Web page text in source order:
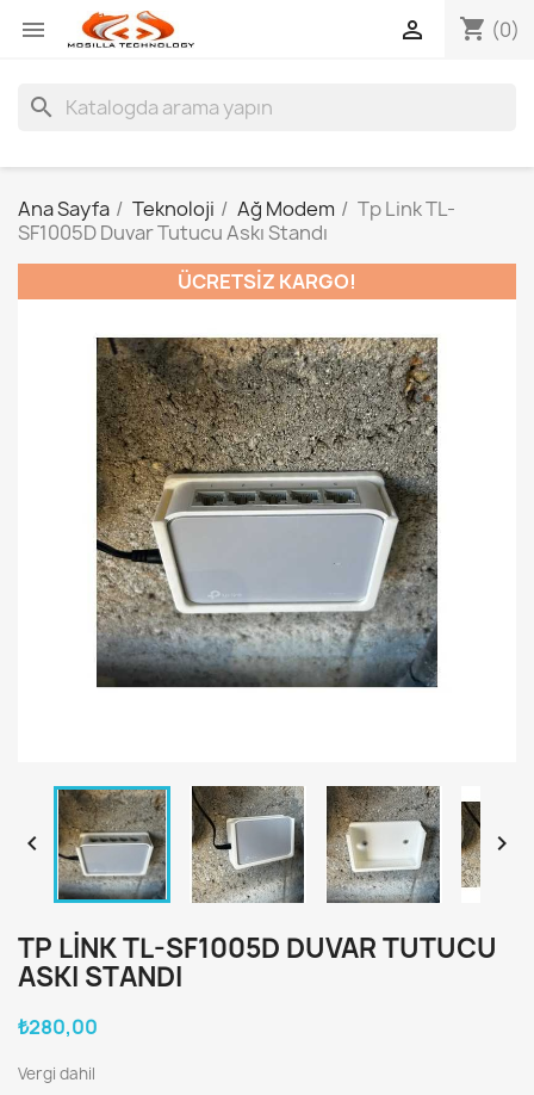
 shopping_cart (0)

search
Ana Sayfa Teknoloji Ağ Modem
Tp Link TL-
SF1005D Duvar Tutucu Askı Standı
ÜCRETSIZ KARGO!
 
TP LINK TL-SF1005D DUVAR TUTUCU
ASKI STANDI
₺280,00
Vergi dahil